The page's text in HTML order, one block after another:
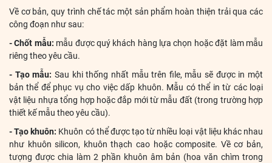
Về cơ bản, quy trình chế tác một sản phẩm hoàn thiện trải qua các
công đoạn như sau:
- Chốt mẫu: mẫu được quý khách hàng lựa chọn hoặc đặt làm mẫu
riêng theo yêu cầu.
- Tạo mẫu: Sau khi thống nhất mẫu trên file, mẫu sẽ được in một
bản thể để phục vụ cho việc dấp khuôn. Mẫu có thể in từ các loại
vật liệu nhựa tổng hợp hoặc đắp mới từ mẫu đất (trong trường hợp
thiết kế mẫu theo yêu cầu).
- Tạo khuôn: Khuôn có thể được tạo từ nhiều loại vật liệu khác nhau
như khuôn silicon, khuôn thạch cao hoặc composite. Về cơ bản,
tượng được chia làm 2 phần khuôn âm bản (hoa văn chìm trong